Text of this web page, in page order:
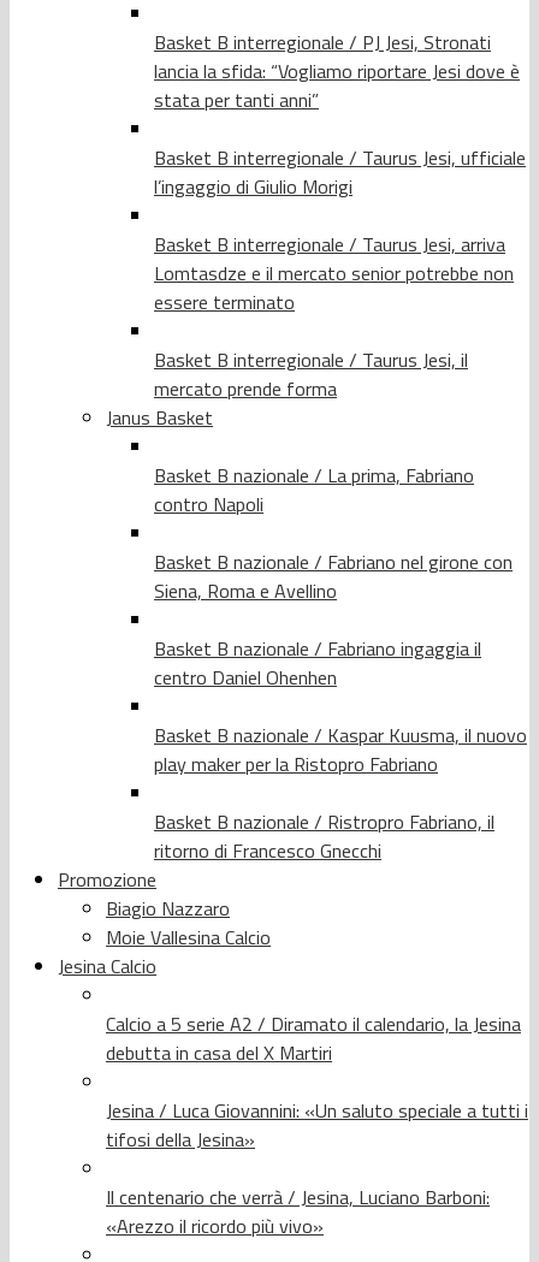
Basket B interregionale / PJ Jesi, Stronati
lancia la sfida: “Vogliamo riportare Jesi dove è
stata per tanti anni”
Basket B interregionale / Taurus Jesi, ufficiale
l’ingaggio di Giulio Morigi
Basket B interregionale / Taurus Jesi, arriva
Lomtasdze e il mercato senior potrebbe non
essere terminato
Basket B interregionale / Taurus Jesi, il
mercato prende forma
Janus Basket
Basket B nazionale / La prima, Fabriano
contro Napoli
Basket B nazionale / Fabriano nel girone con
Siena, Roma e Avellino
Basket B nazionale / Fabriano ingaggia il
centro Daniel Ohenhen
Basket B nazionale / Kaspar Kuusma, il nuovo
play maker per la Ristopro Fabriano
Basket B nazionale / Ristropro Fabriano, il
ritorno di Francesco Gnecchi
Promozione
Biagio Nazzaro
Moie Vallesina Calcio
Jesina Calcio
Calcio a 5 serie A2 / Diramato il calendario, la Jesina
debutta in casa del X Martiri
Jesina / Luca Giovannini: «Un saluto speciale a tutti i
tifosi della Jesina»
Il centenario che verrà / Jesina, Luciano Barboni:
«Arezzo il ricordo più vivo»